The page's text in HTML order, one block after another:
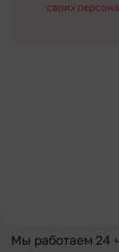
своих
Мы работаем 24